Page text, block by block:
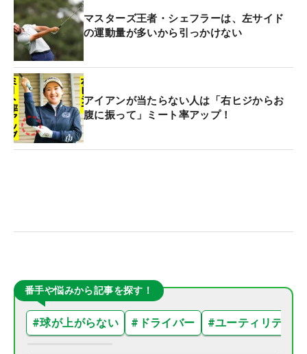
マスターズ王者・シェフラーは、左サイド
の運動量が多いから引っかけない
アイアンが当たらない人は「右ヒジからお
腹に振って」ミート率アップ！
番手や悩みから記事を探す！
#球が上がらない # ドライバー #ユーティリティ